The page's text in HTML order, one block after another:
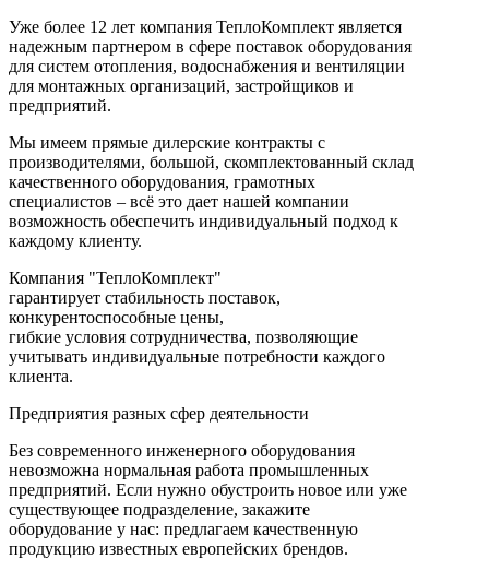
Уже более 12 лет компания ТеплоКомплект является
надежным партнером в сфере поставок оборудования
для систем отопления, водоснабжения и вентиляции
для монтажных организаций, застройщиков и
предприятий.
Мы имеем прямые дилерские контракты с
производителями, большой, скомплектованный склад
качественного оборудования, грамотных
специалистов – всё это дает нашей компании
возможность обеспечить индивидуальный подход к
каждому клиенту.
Компания "ТеплоКомплект"
гарантирует стабильность поставок,
конкурентоспособные цены,
гибкие условия сотрудничества, позволяющие
учитывать индивидуальные потребности каждого
клиента.
Предприятия разных сфер деятельности
Без современного инженерного оборудования
невозможна нормальная работа промышленных
предприятий. Если нужно обустроить новое или уже
существующее подразделение, закажите
оборудование у нас: предлагаем качественную
продукцию известных европейских брендов.